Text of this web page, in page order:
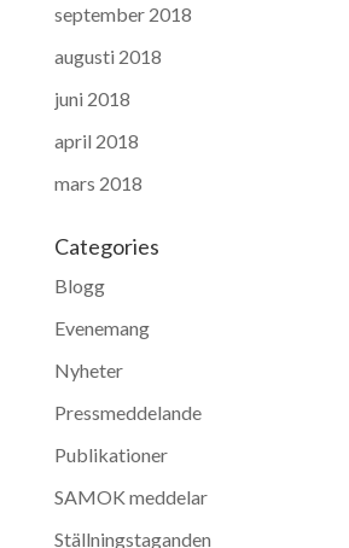
september 2018
augusti 2018
juni 2018
april 2018
mars 2018
Categories
Blogg
Evenemang
Nyheter
Pressmeddelande
Publikationer
SAMOK meddelar
Ställningstaganden